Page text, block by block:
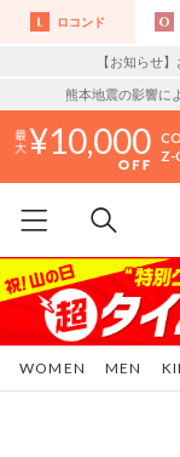
ロコンド
【お知らせ
熊本地震の影響に
10,000
Z-
WOMEN MEN